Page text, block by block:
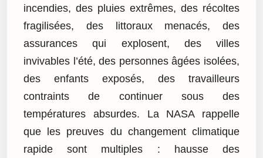
incendies, des pluies extrêmes, des récoltes
fragilisées, des littoraux menacés, des
assurances qui explosent, des villes
invivables l’été, des personnes âgées isolées,
des enfants exposés, des travailleurs
contraints de continuer sous des
températures absurdes. La NASA rappelle
que les preuves du changement climatique
rapide sont multiples : hausse des